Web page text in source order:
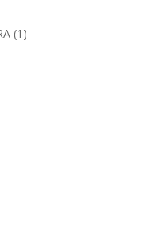
(1)